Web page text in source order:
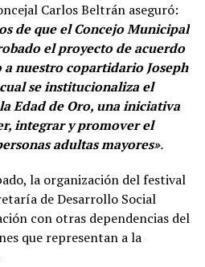
Carlos Beltrán aseguró:
de que el Concejo Municipal
el proyecto de acuerdo
nuestro copartidario Joseph
se institucionaliza el
Edad de Oro, una iniciativa
integrar y promover el
adultas mayores».
la organización del festival
de Desarrollo Social
con otras dependencias del
que representan a la